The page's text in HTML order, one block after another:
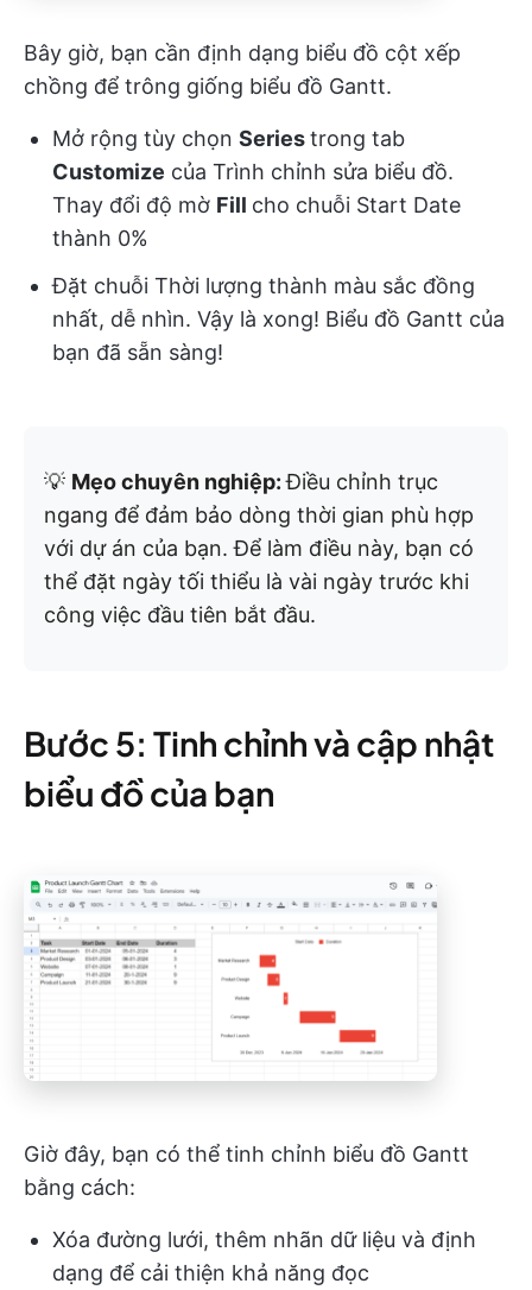
Bây giờ, bạn cần định dạng biểu đồ cột xếp
chồng để trông giống biểu đồ Gantt.
Mở rộng tùy chọn Seriestrong tab
Customize của Trình chỉnh sửa biểu đồ.
Thay đổi độ mờ Fill cho chuỗi Start Date
thành 0%
Đặt chuỗi Thời lượng thành màu sắc đồng
nhất, dễ nhìn. Vậy là xong! Biểu đồ Gantt của
bạn đã sẵn sàng!
💡 Mẹo chuyên nghiệp:Điều chỉnh trục
ngang để đảm bảo dòng thời gian phù hợp
với dự án của bạn. Để làm điều này, bạn có
thể đặt ngày tối thiểu là vài ngày trước khi
công việc đầu tiên bắt đầu.
Bước 5: Tinh chỉnh và cập nhật
biểu đồ của bạn
Giờ đây, bạn có thể tinh chỉnh biểu đồ Gantt
bằng cách:
Xóa đường lưới, thêm nhãn dữ liệu và định
dạng để cải thiện khả năng đọc